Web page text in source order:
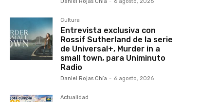
Cultura
Entrevista exclusiva con
Rossif Sutherland de la serie
de Universal+, Murder in a
small town, para Uniminuto
Radio
Daniel Rojas Chía - 6 agosto, 2026
Actualidad